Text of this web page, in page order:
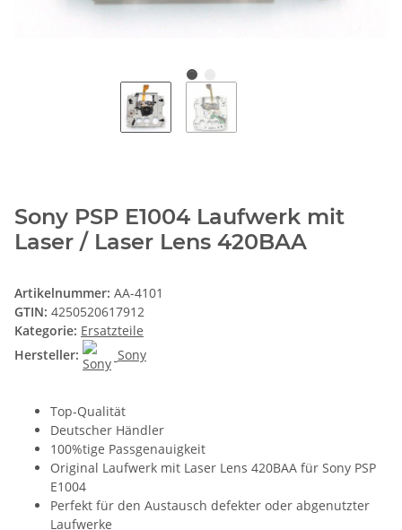
Sony PSP E1004 Laufwerk mit
Laser / Laser Lens 420BAA
Artikelnummer: AA-4101
GTIN: 4250520617912
Kategorie: Ersatzteile
Hersteller:
Sony
Top-Qualität
Deutscher Händler
100%tige Passgenauigkeit
Original Laufwerk mit Laser Lens 420BAA für Sony PSP
E1004
Perfekt für den Austausch defekter oder abgenutzter
Laufwerke